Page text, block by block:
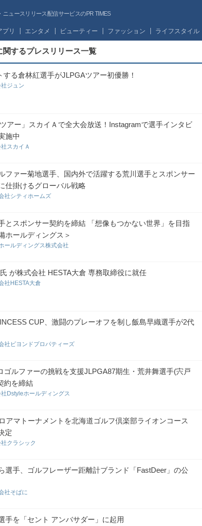
ニュースリリース配信サービスのPR TIMES
プリ エンタメ ビューティー ファッション ライフスタイル
関するプレスリリース一覧
る倉林紅選手がJLPGAツアー初優勝！
ジュン
アー」スカイＡで全大会放送！Instagramで選手インタビ
施中
スカイＡ
ファー菊地選手、国内外で活躍する荒川選手とスポンサー
仕掛けるグローバル戦略
社シティホームズ
とスポンサー契約を締結 「想像もつかない世界」を目指
ールディングス＞
ールディングス株式会社
が株式会社 HESTA大倉 専務取締役に就任
社HESTA大倉
CUP、激闘のプレーオフを制し飯島早織選手が2代
社ビヨンドプロパティーズ
ゴルファーの挑戦を支援JLPGA87期生・荒井舞選手(宍戸
約を締結
Dstyleホールディングス
アマトーナメントを北海道ゴルフ倶楽部ライオンコース
定
クラシック
選手、ゴルフレーザー距離計ブランド「FastDeer」の公
社そばに
手を「セント アンバサダー」に起用